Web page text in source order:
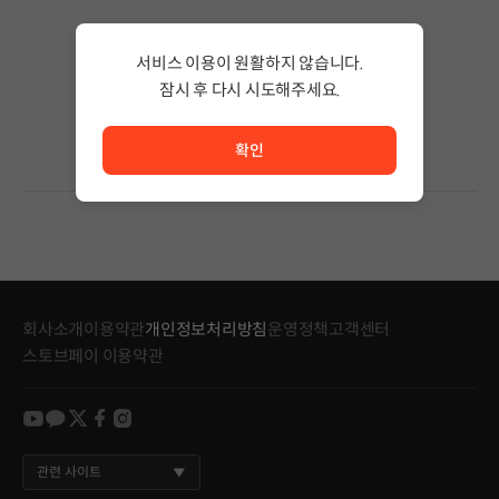
검색어의 단어 수를 줄이거나 필터조건을 변경하세요.
회사소개이용약관개인정보처리방침 운영정책고객센터
스토브페이 이용약관
youtube
kakao
twitter
facebook
instagram
관련 사이트
서비스 이용이 원활하지 않습니다.
잠시 후 다시 시도해주세요.
확인